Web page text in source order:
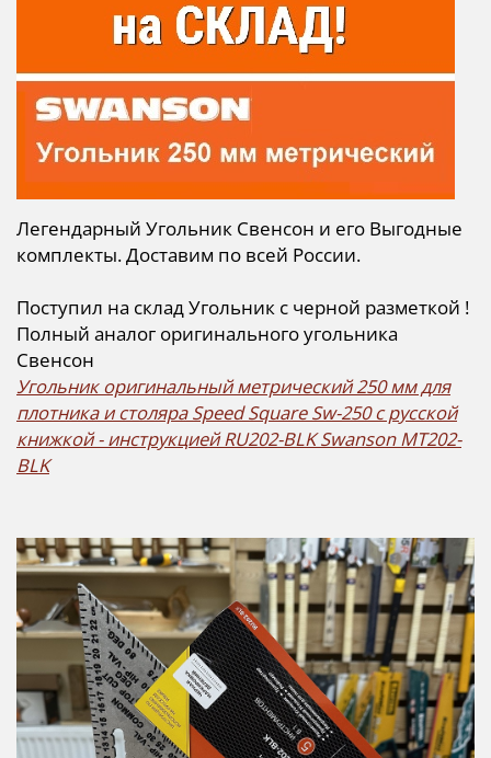
Легендарный Угольник Свенсон и его Выгодные
комплекты. Доставим по всей России.
Поступил на склад Угольник с черной разметкой !
Полный аналог оригинального угольника
Свенсон
Угольник оригинальный метрический 250 мм для
плотника и столяра Speed Square Sw-250 с русской
книжкой - инструкцией RU202-BLK Swanson MT202-
BLK